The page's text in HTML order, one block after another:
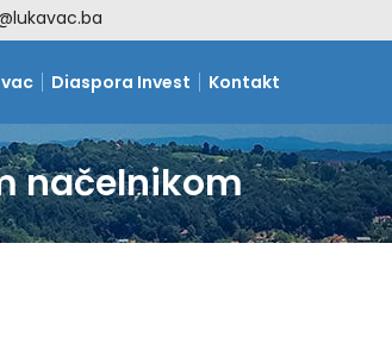
Diaspora Invest Kontakt
načelnikom